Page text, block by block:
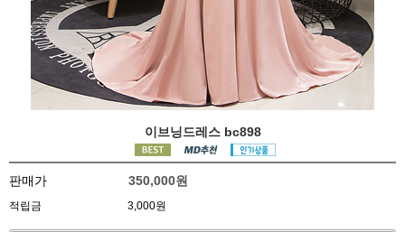
이브닝드레스 bc898
판매가 350,000원
적립금 3,000원